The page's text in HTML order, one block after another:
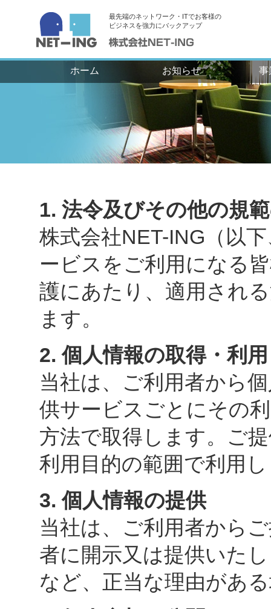
最先端のネットワーク・ITでお客様の
ビジネスを強力にバックアップ
ホーム お知らせ 事
1. 法令及びその他の規
株式会社NET-ING（以
ービスをご利用になる
護にあたり、適用され
ます。
2. 個人情報の取得・利用
当社は、ご利用者から
供サービスごとにその
方法で取得します。ご
利用目的の範囲で利用
3. 個人情報の提供
当社は、ご利用者から
者に開示又は提供いた
など、正当な理由があ